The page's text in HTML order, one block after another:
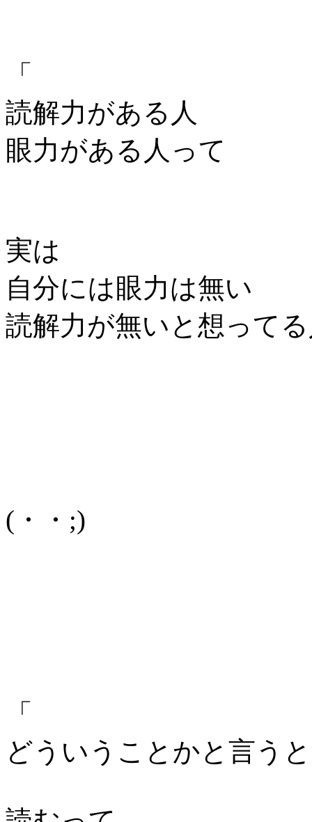
「
読解力がある人
眼力がある人って
実は
自分には眼力は無い
読解力が無いと想って
(・・;)
「
どういうことかと言う